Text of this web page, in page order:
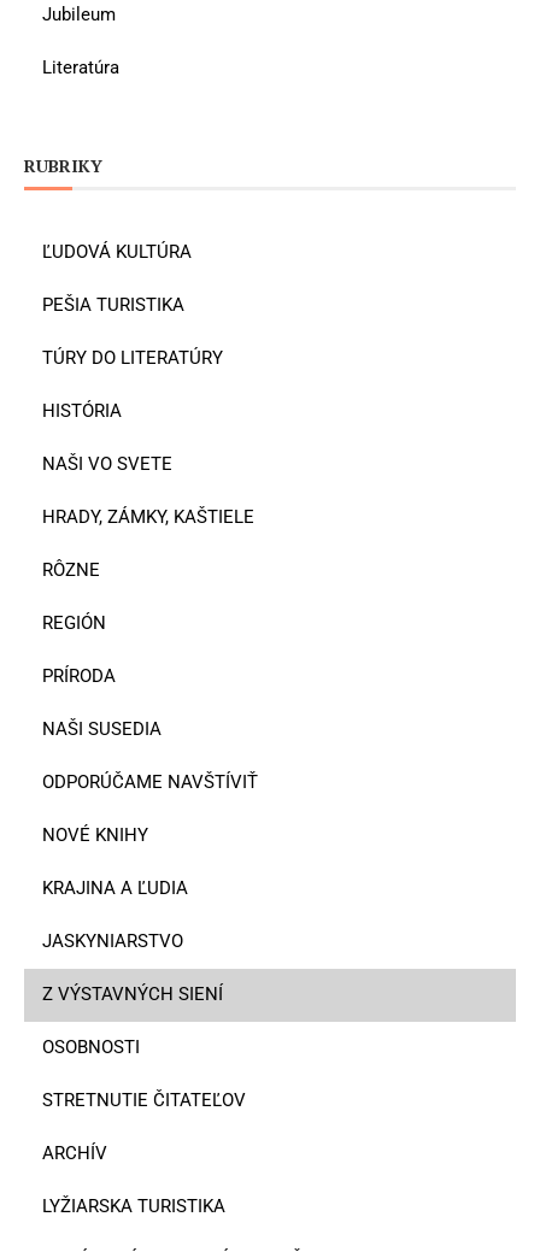
Jubileum
Literatúra
RUBRIKY
ĽUDOVÁ KULTÚRA
PEŠIA TURISTIKA
TÚRY DO LITERATÚRY
HISTÓRIA
NAŠI VO SVETE
HRADY, ZÁMKY, KAŠTIELE
RÔZNE
REGIÓN
PRÍRODA
NAŠI SUSEDIA
ODPORÚČAME NAVŠTÍVIŤ
NOVÉ KNIHY
KRAJINA A ĽUDIA
JASKYNIARSTVO
Z VÝSTAVNÝCH SIENÍ
OSOBNOSTI
STRETNUTIE ČITATEĽOV
ARCHÍV
LYŽIARSKA TURISTIKA